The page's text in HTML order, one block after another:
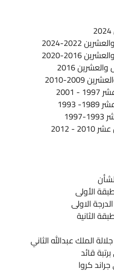
2024
2020
2016
2010
الأولى
الاولى
الثانية
الملك عبدالله الثاني
قائد
كروا